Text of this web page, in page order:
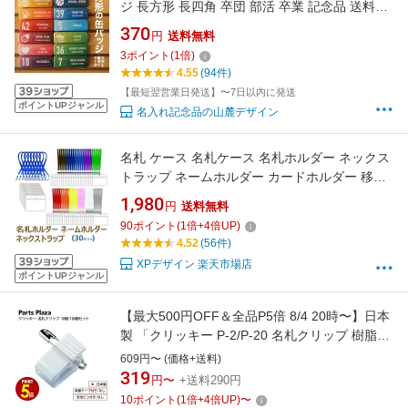
ポイントUPジャンル
ジ 長方形 長四角 卒団 部活 卒業 記念品 送料無
料 名前入り 缶バッチ 野球 サッカー バスケ バ
レー テニス 同窓会 結婚式 二次会
370 円 送料無料
3ポイント (1倍)
4.55(94件)
【最短翌営業日発送】〜7日以内に発送
名入れ記念品の山麓デザイン
ポイントUPジャンル
名札 ケース 名札ケース 名札ホルダー ネックス
トラップ ネームホルダー カードホルダー 移動
ポケット 展示会 イベント idカード idバッジ ス
トラップ idケース icカード ストラップid ネーム
ストラップ 名札クリップ（30セット）
1,980 円 送料無料
90ポイント (1倍+4倍UP)
4.52(56件)
XPデザイン 楽天市場店
【最大500円OFF＆全品P5倍 8/4 20時〜】日本
製 「クリッキー P-2/P-20 名札クリップ 樹脂タ
イプ 10個セット/100個セット」 名札 台座 クリ
ップ 安全ピン 缶バッジ ブローチ アクリル アク
キー ロゼット プレート プライスカード
609円〜 (価格+送料)
319 円〜 +送料290円
10ポイント (1倍+4倍UP)〜